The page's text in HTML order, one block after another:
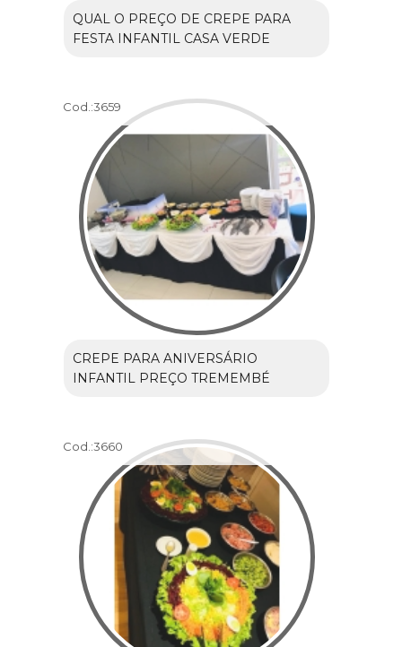
QUAL O PREÇO DE CREPE PARA
FESTA INFANTIL CASA VERDE
Cod.:3659
CREPE PARA ANIVERSÁRIO
INFANTIL PREÇO TREMEMBÉ
Cod.:3660